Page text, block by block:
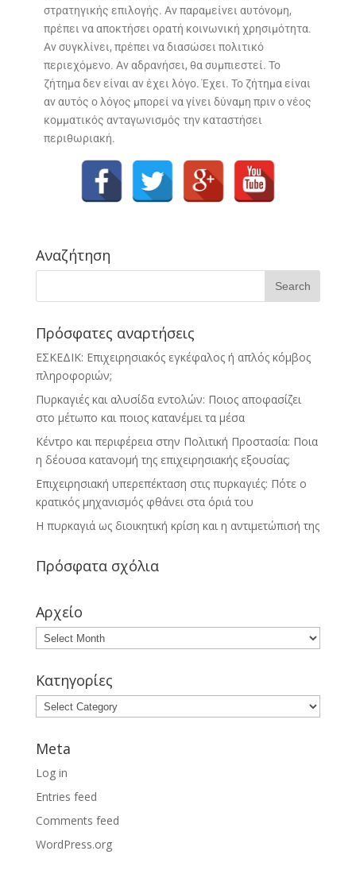
στρατηγικής επιλογής. Αν παραμείνει αυτόνομη,
πρέπει να αποκτήσει ορατή κοινωνική χρησιμότητα.
Αν συγκλίνει, πρέπει να διασώσει πολιτικό
περιεχόμενο. Αν αδρανήσει, θα συμπιεστεί. Το
ζήτημα δεν είναι αν έχει λόγο. Έχει. Το ζήτημα είναι
αν αυτός ο λόγος μπορεί να γίνει δύναμη πριν ο νέος
κομματικός ανταγωνισμός την καταστήσει
περιθωριακή.
Αναζήτηση
Πρόσφατες αναρτήσεις
ΕΣΚΕΔΙΚ: Επιχειρησιακός εγκέφαλος ή απλός κόμβος
πληροφοριών;
Πυρκαγιές και αλυσίδα εντολών: Ποιος αποφασίζει
στο μέτωπο και ποιος κατανέμει τα μέσα
Κέντρο και περιφέρεια στην Πολιτική Προστασία: Ποια
η δέουσα κατανομή της επιχειρησιακής εξουσίας;
Επιχειρησιακή υπερεπέκταση στις πυρκαγιές: Πότε ο
κρατικός μηχανισμός φθάνει στα όριά του
Η πυρκαγιά ως διοικητική κρίση και η αντιμετώπισή της
Πρόσφατα σχόλια
Αρχείο
Κατηγορίες
Meta
Log in
Entries feed
Comments feed
WordPress.org